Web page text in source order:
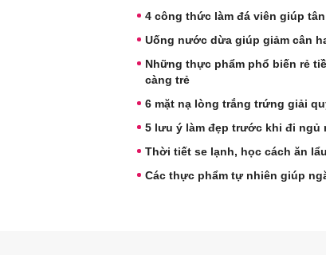
4 công thức làm đá viên giúp
Uống nước dừa giúp giảm cân
Những thực phẩm phổ biến rẻ
càng trẻ
6 mặt nạ lòng trắng trứng giải
5 lưu ý làm đẹp trước khi đi ngủ
Thời tiết se lạnh, học cách ăn
Các thực phẩm tự nhiên giúp